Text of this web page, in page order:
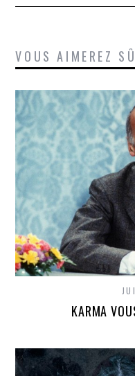
VOUS AIMEREZ
KARMA